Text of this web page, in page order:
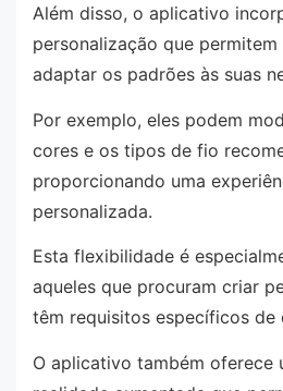
Além disso, o aplicativo
personalização que permitem
adaptar os padrões às suas
Por exemplo, eles podem
cores e os tipos de fio
proporcionando uma
personalizada.
Esta flexibilidade é
aqueles que procuram criar
têm requisitos específicos de
O aplicativo também oferece